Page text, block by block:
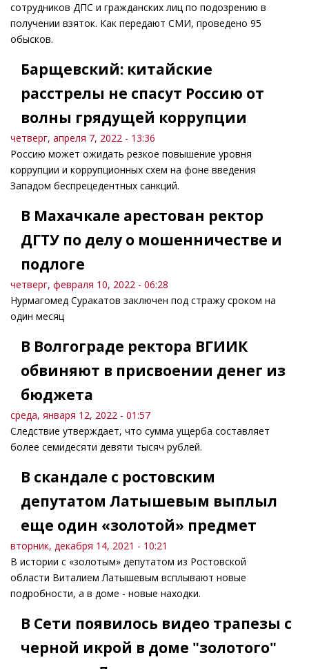
сотрудников ДПС и гражданских лиц по подозрению в
получении взяток. Как передают СМИ, проведено 95
обысков.
Барщевский: китайские
расстрелы не спасут Россию от
волны грядущей коррупции
четверг, апреля 7, 2022 - 13:36
Россию может ожидать резкое повышение уровня
коррупции и коррупционных схем на фоне введения
Западом беспрецедентных санкций.
В Махачкале арестован ректор
ДГТУ по делу о мошенничестве и
подлоге
четверг, февраля 10, 2022 - 06:28
Нурмагомед Суракатов заключен под стражу сроком на
один месяц
В Волгограде ректора ВГИИК
обвиняют в присвоении денег из
бюджета
среда, января 12, 2022 - 01:57
Следствие утверждает, что сумма ущерба составляет
более семидесяти девяти тысяч рублей.
В скандале с ростовским
депутатом Латышевым выплыл
еще один «золотой» предмет
вторник, декабря 14, 2021 - 10:21
В истории с «золотым» депутатом из Ростовской
области Виталием Латышевым всплывают новые
подробности, а в доме - новые находки.
В Сети появилось видео трапезы с
черной икрой в доме "золотого"